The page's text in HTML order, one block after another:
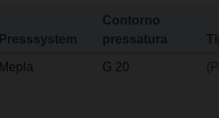
Presssystem
Contorno
pressatura
Mepla G 20